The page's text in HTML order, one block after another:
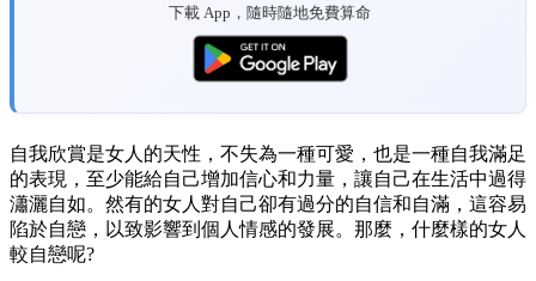
下載 App，隨時隨地免費算命
自我欣賞是女人的天性，不失為一種可愛，也是一種自我滿足
的表現，至少能給自己增加信心和力量，讓自己在生活中過得
瀟灑自如。然有的女人對自己卻有過分的自信和自滿，這容易
陷於自戀，以致影響到個人情感的發展。那麼，什麼樣的女人
較自戀呢?